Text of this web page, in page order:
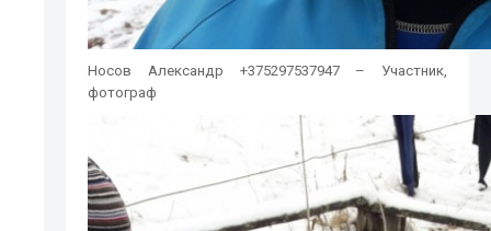
Носов Александр +375297537947 – Участник,
фотограф